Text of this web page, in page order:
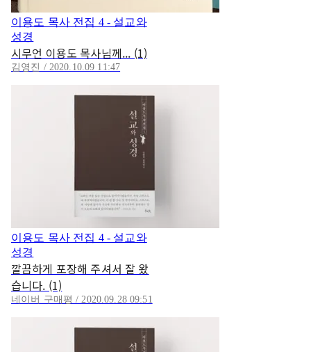
이용도 목사 전집 4 - 설교와
성경
시무언 이용도 목사님께... (1)
김영진 / 2020.10.09 11:47
이용도 목사 전집 4 - 설교와
성경
깔끔하게 포장해 주셔서 잘 왔
습니다. (1)
네이버 구매평 / 2020.09.28 09:51